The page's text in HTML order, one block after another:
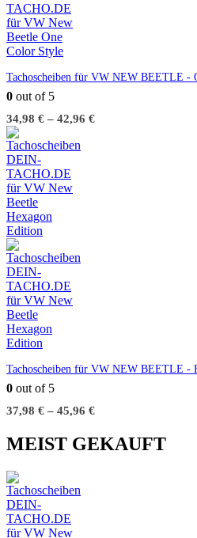
Tachoscheiben für VW NEW BEETLE -
0 out of 5
34,98 € – 42,96 €
Tachoscheiben für VW NEW BEETLE
0 out of 5
37,98 € – 45,96 €
MEIST GEKAUFT